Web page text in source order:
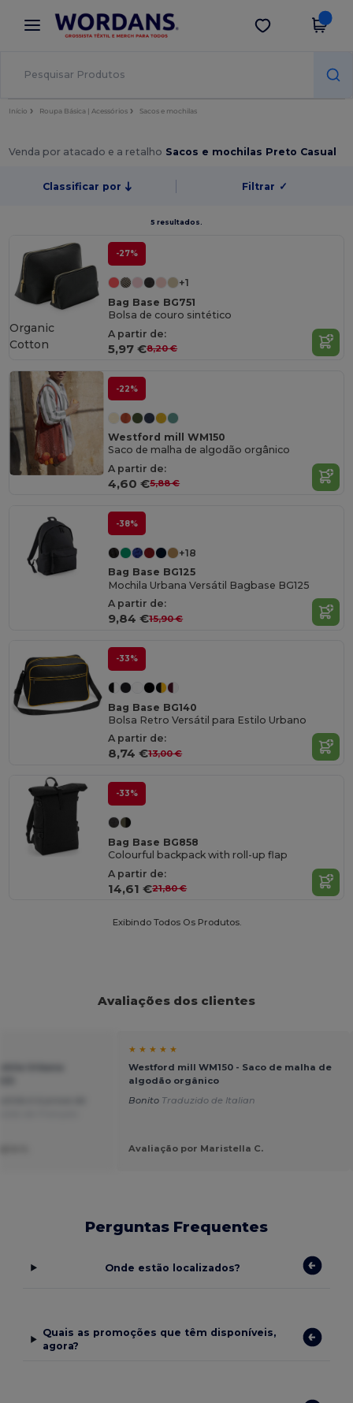
× App Wordans
Melhores preços na app!
Obter app
Início Roupa Básica | Acessórios Sacos e mochilas
Venda por atacado e a retalho Sacos e mochilas Preto Casual
Classificar por Filtrar ✓
5 resultados.
-27%
+1
Bag Base BG751
Bolsa de couro sintético
A partir de:
5,97 €8,20 €
Organic
Cotton
-22%
Westford mill WM150
Saco de malha de algodão orgânico
A partir de:
4,60 €5,88 €
-38%
+18
Bag Base BG125
Mochila Urbana Versátil Bagbase BG125
A partir de:
9,84 €15,90 €
-33%
Bag Base BG140
Bolsa Retro Versátil para Estilo Urbano
A partir de:
8,74 €13,00 €
-33%
Bag Base BG858
Colourful backpack with roll-up flap
A partir de:
14,61 €21,80 €
Exibindo Todos Os Produtos.
Avaliações dos clientes
★ ★ ★ ★ ★
Westford mill WM150 - Saco de malha de
algodão orgânico
Bonito Traduzido de Italian
Avaliação por Maristella C.
Perguntas Frequentes
Onde estão localizados?
Quais as promoções que têm disponíveis,
agora?